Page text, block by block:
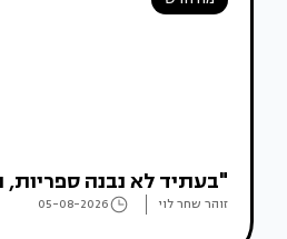
"בעתיד לא נבנה ספריות,
זוהר שחר לוי 05-08-2026